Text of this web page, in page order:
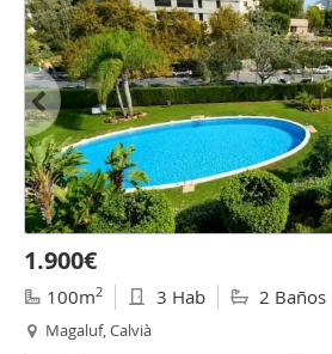
1.900€
100m2 3 Hab 2 Baños
Magaluf, Calvià